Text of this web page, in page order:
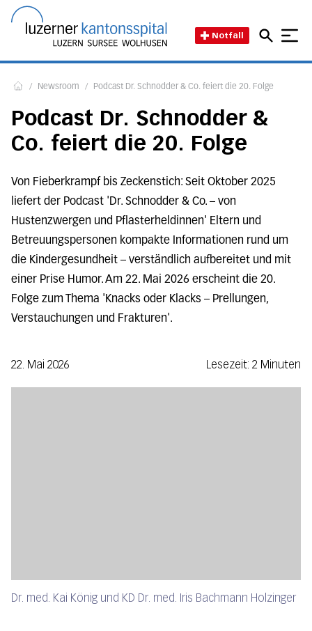
Notfall
/ Newsroom / Podcast Dr. Schnodder & Co. feiert die 20. Folge
Podcast Dr. Schnodder &
Co. feiert die 20. Folge
Von Fieberkrampf bis Zeckenstich: Seit Oktober 2025
liefert der Podcast 'Dr. Schnodder & Co. – von
Hustenzwergen und Pflasterheldinnen' Eltern und
Betreuungspersonen kompakte Informationen rund um
die Kindergesundheit – verständlich aufbereitet und mit
einer Prise Humor. Am 22. Mai 2026 erscheint die 20.
Folge zum Thema 'Knacks oder Klacks – Prellungen,
Verstauchungen und Frakturen'.
22. Mai 2026 Lesezeit: 2 Minuten
Dr. med. Kai König und KD Dr. med. Iris Bachmann Holzinger